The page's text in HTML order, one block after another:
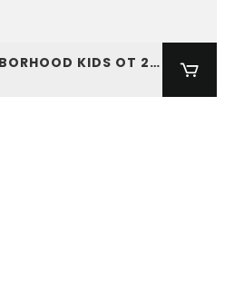
NEIGHBORHOOD KIDS OT 251 SPOT TEE SS-8